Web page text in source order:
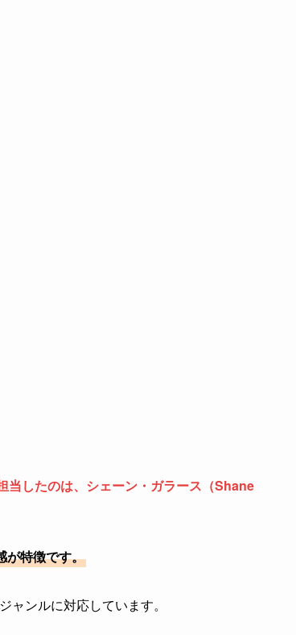
当したのは、シェーン・ガラース（Shane
が特徴です。
ンルに対応しています。